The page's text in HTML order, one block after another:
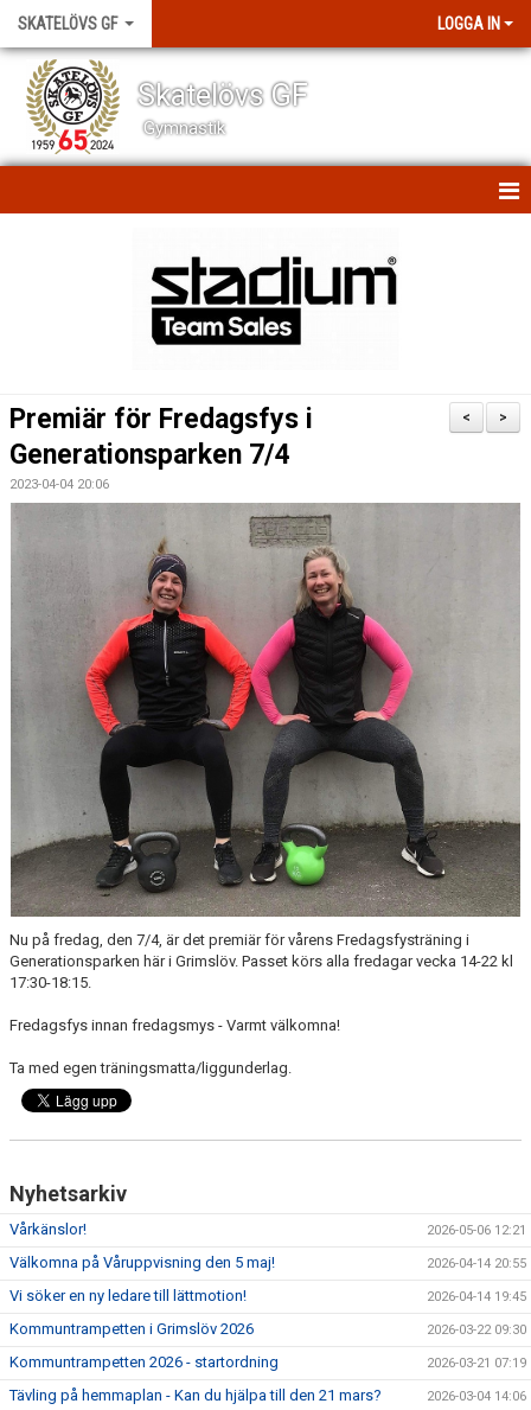
SKATELÖVS GF LOGGA IN
Skatelövs GF
Gymnastik
KONTAKT
BILDGALLERI
DOKUMENT
>
<
Premiär för Fredagsfys i
Generationsparken 7/4
2023-04-04 20:06
Nu på fredag, den 7/4, är det premiär för vårens Fredagsfysträning i
Generationsparken här i Grimslöv. Passet körs alla fredagar vecka 14-22 kl
17:30-18:15.
Fredagsfys innan fredagsmys - Varmt välkomna!
Ta med egen träningsmatta/liggunderlag.
Nyhetsarkiv
Vårkänslor! 2026-05-06 12:21
Välkomna på Våruppvisning den 5 maj! 2026-04-14 20:55
Vi söker en ny ledare till lättmotion! 2026-04-14 19:45
Kommuntrampetten i Grimslöv 2026 2026-03-22 09:30
Kommuntrampetten 2026 - startordning 2026-03-21 07:19
Tävling på hemmaplan - Kan du hjälpa till den 21 mars? 2026-03-04 14:06